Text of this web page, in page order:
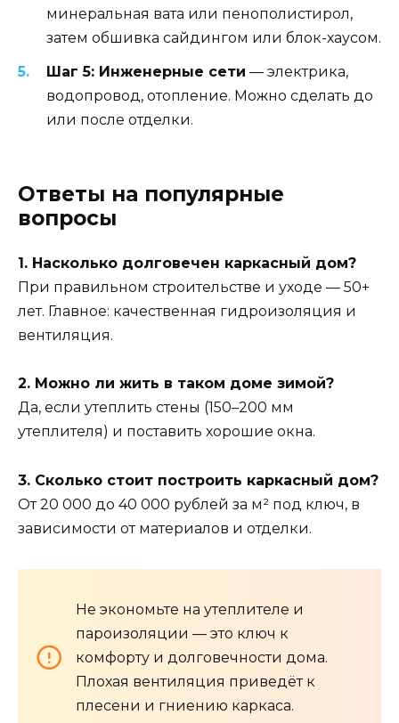
минеральная вата или пенополистирол,
затем обшивка сайдингом или блок-хаусом.
Шаг 5: Инженерные сети — электрика,
водопровод, отопление. Можно сделать до
или после отделки.
Ответы на популярные
вопросы
1. Насколько долговечен каркасный дом?
При правильном строительстве и уходе — 50+
лет. Главное: качественная гидроизоляция и
вентиляция.
2. Можно ли жить в таком доме зимой?
Да, если утеплить стены (150–200 мм
утеплителя) и поставить хорошие окна.
3. Сколько стоит построить каркасный дом?
От 20 000 до 40 000 рублей за м² под ключ, в
зависимости от материалов и отделки.
Не экономьте на утеплителе и
пароизоляции — это ключ к
комфорту и долговечности дома.
Плохая вентиляция приведёт к
плесени и гниению каркаса.